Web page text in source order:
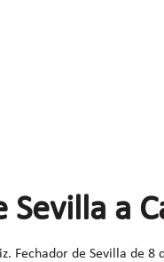
Sevilla a
Fechador de Sevilla de